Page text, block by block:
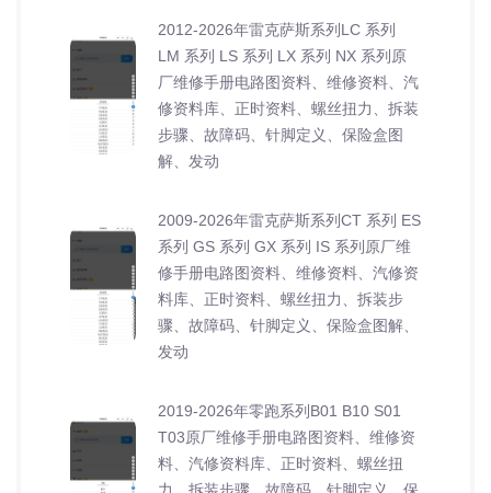
2012-2026年雷克萨斯系列LC 系列
LM 系列 LS 系列 LX 系列 NX 系列原
厂维修手册电路图资料、维修资料、汽
修资料库、正时资料、螺丝扭力、拆装
步骤、故障码、针脚定义、保险盒图
解、发动
2009-2026年雷克萨斯系列CT 系列 ES
系列 GS 系列 GX 系列 IS 系列原厂维
修手册电路图资料、维修资料、汽修资
料库、正时资料、螺丝扭力、拆装步
骤、故障码、针脚定义、保险盒图解、
发动
2019-2026年零跑系列B01 B10 S01
T03原厂维修手册电路图资料、维修资
料、汽修资料库、正时资料、螺丝扭